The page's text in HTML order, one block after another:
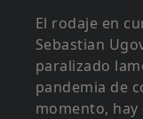
El rodaje en
Sebastian
paralizado
pandemia de
momento, hay